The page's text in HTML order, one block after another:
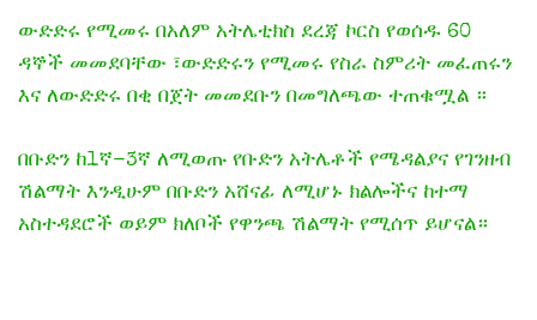
ውድድሩ የሚመሩ በአለም አትሌቲክስ ደረጃ ኮርስ የወሰዱ 60
ዳኞች መመደባቸው ፣ውድድሩን የሚመሩ የስራ ስምሪት መፈጠሩን
እና ለውድድሩ በቂ በጀት መመደቡን በመግለጫው ተጠቁሟል ።
በቡድን ከ1ኛ-3ኛ ለሚወጡ የቡድን አትሌቶች የሜዳልያና የገንዘብ
ሽልማት እንዲሁም በቡድን አሸናፊ ለሚሆኑ ክልሎችና ከተማ
አስተዳደሮች ወይም ክለቦች የዋንጫ ሽልማት የሚሰጥ ይሆናል።